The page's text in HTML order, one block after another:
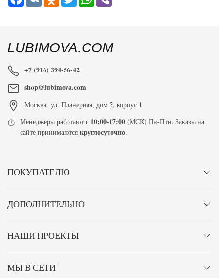
LUBIMOVA.COM
+7 (916) 394-56-42
shop@lubimova.com
Москва, ул. Планерная, дом 5, корпус 1
Менеджеры работают с 10:00-17:00 (МСК) Пн-Птн. Заказы на
сайте принимаютсякруглосуточно.
ПОКУПАТЕЛЮ
ДОПОЛНИТЕЛЬНО
НАШИ ПРОЕКТЫ
МЫ В СЕТИ